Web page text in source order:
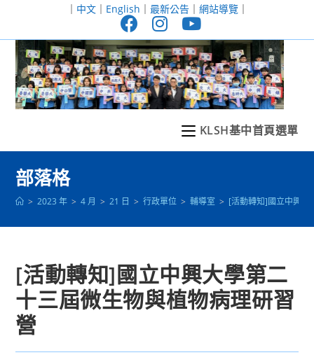
至
｜ 中文｜ English ｜ 最新公告｜ 網站導覽｜
KLSH基中首頁選單
部落格
> 2023 年 > 4 月 > 21 日 > 行政單位 > 輔導室 > [活動轉知]國立中興大
[活動轉知]國立中興大學第二
十三屆微生物與植物病理研習
營